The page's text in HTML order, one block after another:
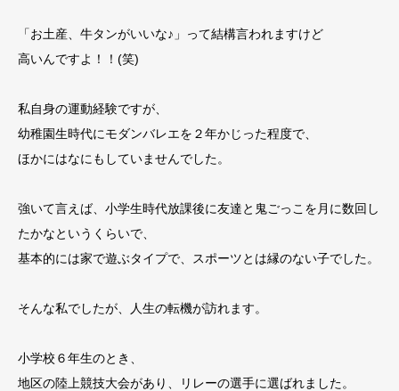
「お土産、牛タンがいいな♪」って結構言われますけど
高いんですよ！！(笑)
私自身の運動経験ですが、
幼稚園生時代にモダンバレエを２年かじった程度で、
ほかにはなにもしていませんでした。
強いて言えば、小学生時代放課後に友達と鬼ごっこを月に数回し
たかなというくらいで、
基本的には家で遊ぶタイプで、スポーツとは縁のない子でした。
そんな私でしたが、人生の転機が訪れます。
小学校６年生のとき、
地区の陸上競技大会があり、リレーの選手に選ばれました。